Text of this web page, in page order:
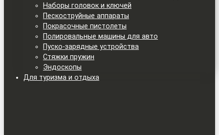
Наборы головок и ключей
Пескоструйные аппараты
Покрасочные пистолеты
Полировальные машины для авто
Пуско-зарядные устройства
Стяжки пружин
Эндоскопы
Для туризма и отдыха